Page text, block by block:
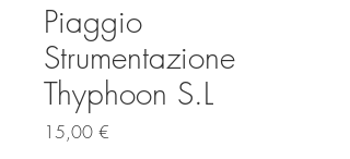
Piaggio
Strumentazione
Thyphoon S.L
15,00 €